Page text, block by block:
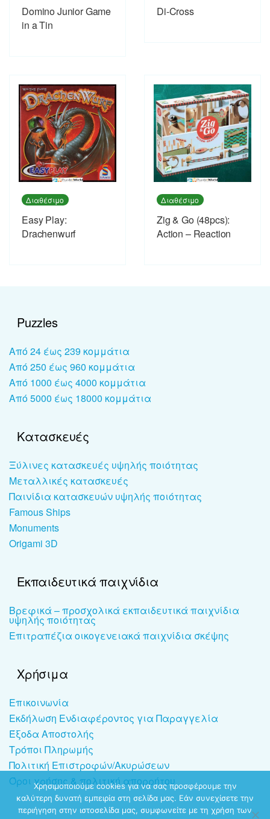
Domino Junior Game
in a Tin
Di-Cross
Διαθέσιμο
Easy Play:
Drachenwurf
Διαθέσιμο
Zig & Go (48pcs):
Action – Reaction
Puzzles
Από 24 έως 239 κομμάτια
Από 250 έως 960 κομμάτια
Από 1000 έως 4000 κομμάτια
Από 5000 έως 18000 κομμάτια
Κατασκευές
Ξύλινες κατασκευές υψηλής ποιότητας
Μεταλλικές κατασκευές
Παινίδια κατασκευών υψηλής ποιότητας
Famous Ships
Monuments
Origami 3D
Εκπαιδευτικά παιχνίδια
Βρεφικά – προσχολικά εκπαιδευτικά παιχνίδια
υψηλής ποιότητας
Επιτραπέζια οικογενειακά παιχνίδια σκέψης
Χρήσιμα
Επικοινωνία
Εκδήλωση Ενδιαφέροντος για Παραγγελία
Έξοδα Αποστολής
Τρόποι Πληρωμής
Πολιτική Επιστροφών/Ακυρώσεων
Όροι χρήσης & πολιτική απορρήτου
Χρησιμοποιούμε cookies για να σας προσφέρουμε την
καλύτερη δυνατή εμπειρία στη σελίδα μας. Εάν συνεχίσετε την
περιήγηση στην ιστοσελίδα μας, συμφωνείτε με τη χρήση των